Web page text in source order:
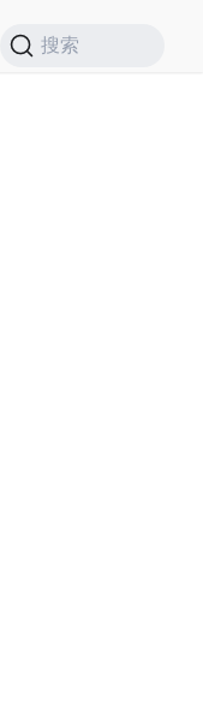
搜索